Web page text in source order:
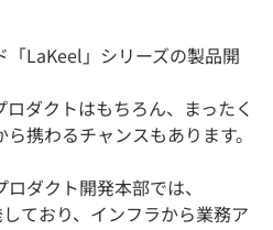
LaKeel」シリーズの製品開
ダクトはもちろん、まったく
携わるチャンスもあります。
ダクト開発本部では、
ており、インフラから業務ア